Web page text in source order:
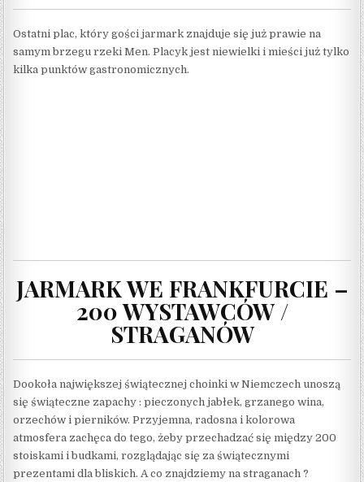
Ostatni plac, który gości jarmark znajduje się już prawie na
samym brzegu rzeki Men. Placyk jest niewielki i mieści już tylko
kilka punktów gastronomicznych.
JARMARK WE FRANKFURCIE –
200 WYSTAWCÓW /
STRAGANÓW
Dookoła największej świątecznej choinki w Niemczech unoszą
się świąteczne zapachy : pieczonych jabłek, grzanego wina,
orzechów i pierników. Przyjemna, radosna i kolorowa
atmosfera zachęca do tego, żeby przechadzać się między 200
stoiskami i budkami, rozglądając się za świątecznymi
prezentami dla bliskich. A co znajdziemy na straganach ?